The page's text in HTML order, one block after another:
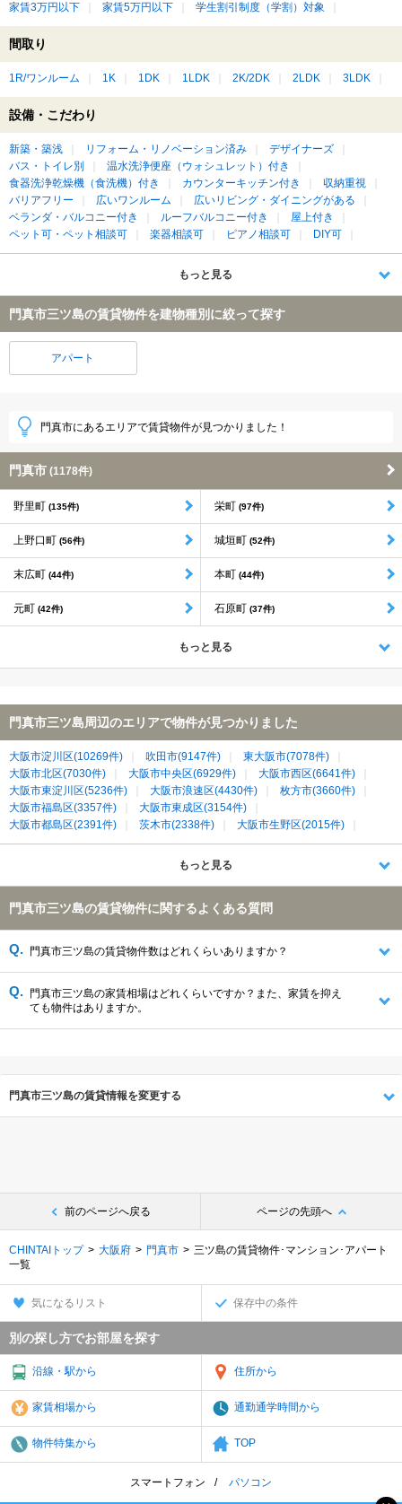
家賃3万円以下
家賃5万円以下 学生割引制度（学割）対象
間取り
1R/ワンルーム 1K 1DK 1LDK 2K/2DK 2LDK 3LDK
設備・こだわり
新築・築浅 リフォーム・リノベーション済み
デザイナーズ
バス・トイレ別
温水洗浄便座（ウォシュレット）付き
食器洗浄乾燥機（食洗機）付き
カウンターキッチン付き
収納重視
バリアフリー
広いワンルーム
広いリビング・ダイニングがある
ベランダ・バルコニー付き
ルーフバルコニー付き
屋上付き
ペット可・ペット相談可
楽器相談可 ピアノ相談可 DIY可
もっと見る
門真市三ツ島の賃貸物件を建物種別に絞って探す
アパート
門真市にあるエリアで賃貸物件が見つかりました！
門真市 (1178件)
野里町 (135件) 栄町 (97件)
上野口町 (56件) 城垣町 (52件)
末広町 (44件) 本町 (44件)
元町 (42件) 石原町 (37件)
もっと見る
門真市三ツ島周辺のエリアで物件が見つかりました
大阪市淀川区(10269件) 吹田市(9147件)
東大阪市(7078件)
大阪市北区(7030件)
大阪市中央区(6929件)
大阪市西区(6641件)
大阪市東淀川区(5236件)
大阪市浪速区(4430件)
枚方市(3660件)
大阪市福島区(3357件)
大阪市東成区(3154件)
大阪市都島区(2391件)
茨木市(2338件)
大阪市生野区(2015件)
大阪市城東区(2014件)
寝屋川市(1976件)
大阪市天王寺区(1973件)
門真市(1171件)
生駒市(363件)
もっと見る
門真市三ツ島の賃貸物件に関するよくある質問
門真市三ツ島の賃貸物件数はどれくらいありますか？
門真市三ツ島の家賃相場はどれくらいですか？また、家賃を抑え
ても物件はありますか。
門真市三ツ島の賃貸情報を変更する
前のページへ戻る ページの先頭へ
CHINTAIトップ 大阪府 門真市
三ツ島の賃貸物件･マンション･アパート
一覧
気になるリスト 保存中の条件
別の探し方でお部屋を探す
沿線・駅から 住所から
家賃相場から 通勤通学時間から
物件特集から TOP
スマートフォン パソコン